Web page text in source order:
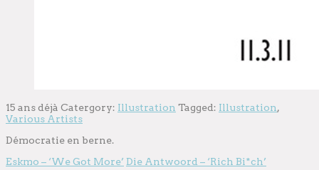
15 ans déjà Catergory: Illustration Tagged: Illustration,
Various Artists
Démocratie en berne.
Eskmo – ‘We Got More’ Die Antwoord – ‘Rich Bi*ch’